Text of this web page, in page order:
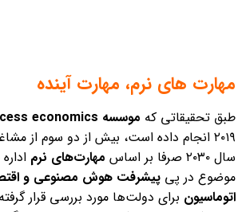
مهارت های نرم، مهارت آینده
طبق تحقیقاتی که موسسه deloitte access economics
۲۰۱۹ انجام داده است، بیش از دو سوم از
سال ۲۰۳۰ صرفا بر اساس
مهارت‌های نرم
موضوع در پی پیشرفت هوش مصنوعی و
اتوماسیون برای دولت‌ها مورد بررسی قرار